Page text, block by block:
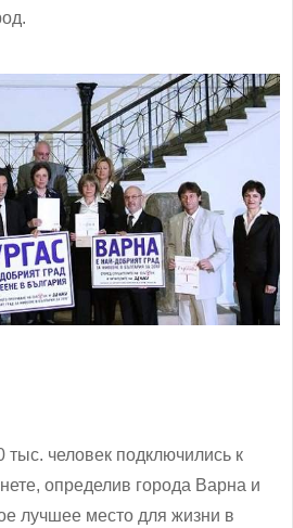
тыс. человек подключились к
определив города Варна и
лучшее место для жизни в